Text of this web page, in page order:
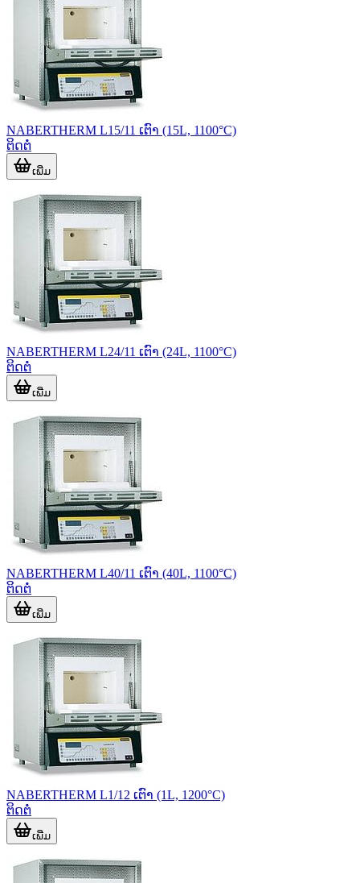
NABERTHERM L15/11 ເຕົາ (15L, 1100°C)
ຕິດຕໍ່
ເພີ່ມ
NABERTHERM L24/11 ເຕົາ (24L, 1100°C)
ຕິດຕໍ່
ເພີ່ມ
NABERTHERM L40/11 ເຕົາ (40L, 1100°C)
ຕິດຕໍ່
ເພີ່ມ
NABERTHERM L1/12 ເຕົາ (1L, 1200°C)
ຕິດຕໍ່
ເພີ່ມ